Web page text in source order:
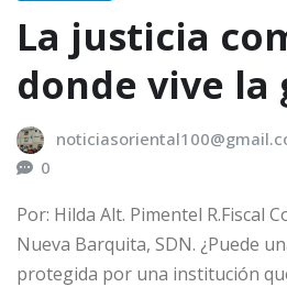
La justicia
donde vive la
0
Por: Hilda Alt. Pimentel R.Fiscal
Nueva Barquita, SDN. ¿Puede
protegida por una institución